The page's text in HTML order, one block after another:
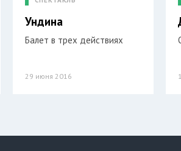
Ундина
Балет в трех действиях
29 июня 2016